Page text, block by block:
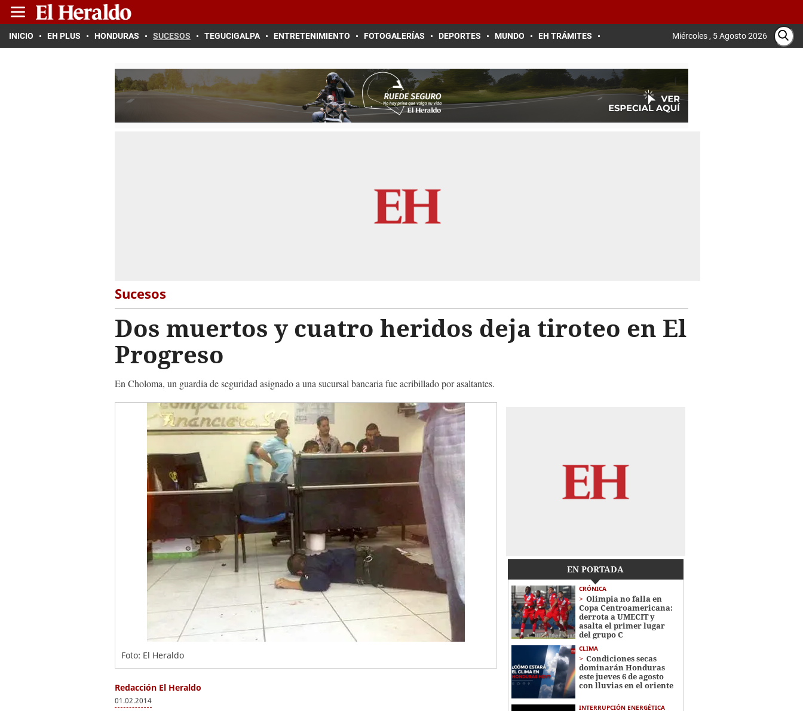
INICIO EH PLUS HONDURAS SUCESOS TEGUCIGALPA ENTRETENIMIENTO FOTOGALERÍAS DEPORTES MUNDO EH TRÁMITES Miércoles , 5 Agosto 2026
Sucesos
Dos muertos y cuatro heridos deja tiroteo en El
Progreso
En Choloma, un guardia de seguridad asignado a una sucursal bancaria fue acribillado por asaltantes.
Foto: El Heraldo
Redacción El Heraldo
01.02.2014
EN PORTADA
CRÓNICA
Olimpia no falla en
Copa Centroamericana:
derrota a UMECIT y
asalta el primer lugar
del grupo C
CLIMA
Condiciones secas
dominarán Honduras
este jueves 6 de agosto
con lluvias en el oriente
INTERRUPCIÓN ENERGÉTICA